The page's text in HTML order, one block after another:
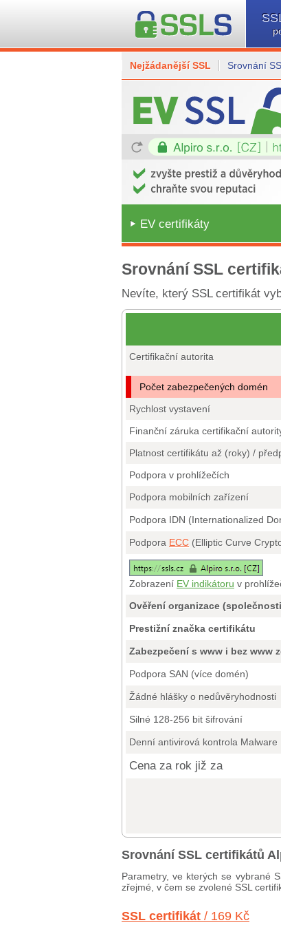
Nejžádanější SSL Srovnání
EV certifikáty
Srovnání SSL
Nevíte, který SSL certifikát
Certifikační autorita
Počet zabezpečených domén
Rychlost vystavení
Finanční záruka certifikační
Platnost certifikátu až (roky) /
Podpora v prohlížečích
Podpora mobilních zařízení
Podpora IDN (Internationalized
Podpora ECC (Elliptic Curve
Zobrazení EV indikátoru v
Ověření organizace
Prestižní značka certifikátu
Zabezpečení s www i bez www
Podpora SAN (více domén)
Žádné hlášky o nedůvěryhodnosti
Silné 128-256 bit šifrování
Denní antivirová kontrola Malware
Cena za rok již za
Srovnání SSL certifikátů
Parametry, ve kterých se vybrané
zřejmé, v čem se zvolené SSL
SSL certifikát / 169 Kč